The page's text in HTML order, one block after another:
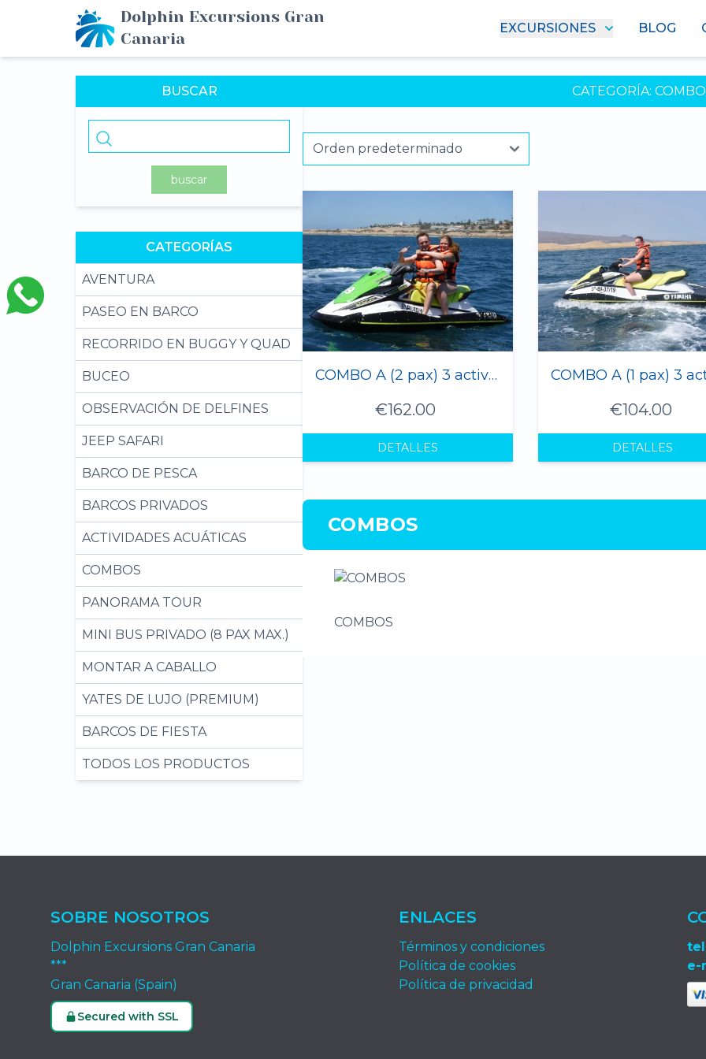
Dolphin Excursions Gran
Canaria
EXCURSIONES BLOG
BUSCAR
buscar
CATEGORÍAS
AVENTURA
PASEO EN BARCO
RECORRIDO EN BUGGY Y QUAD
BUCEO
OBSERVACIÓN DE DELFINES
JEEP SAFARI
BARCO DE PESCA
BARCOS PRIVADOS
ACTIVIDADES ACUÁTICAS
COMBOS
PANORAMA TOUR
MINI BUS PRIVADO (8 PAX MAX.)
MONTAR A CABALLO
YATES DE LUJO (PREMIUM)
BARCOS DE FIESTA
TODOS LOS PRODUCTOS
CATEGORÍA:
COMBO A (2 pax) 3 actividades
€162.00
DETALLES
€104.00
DETALLES
COMBOS
COMBOS
SOBRE NOSOTROS
Dolphin Excursions Gran Canaria
***
Gran Canaria (Spain)
Secured with SSL
ENLACES
Términos y condiciones
Política de cookies
Política de privacidad
e-